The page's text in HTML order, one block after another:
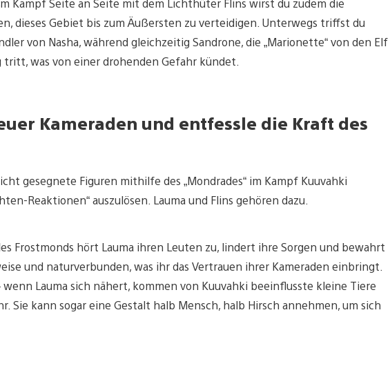
dieses Gebiet bis zum Äußersten zu verteidigen. Unterwegs triffst du
von Nasha, während gleichzeitig Sandrone, die „Marionette“ von den Elf
tritt, was von einer drohenden Gefahr kündet.
Kameraden und entfessle die Kraft des
gesegnete Figuren mithilfe des „Mondrades“ im Kampf Kuuvahki
Reaktionen“ auszulösen. Lauma und Flins gehören dazu.
Frostmonds hört Lauma ihren Leuten zu, lindert ihre Sorgen und bewahrt
und naturverbunden, was ihr das Vertrauen ihrer Kameraden einbringt.
Lauma sich nähert, kommen von Kuuvahki beeinflusste kleine Tiere
Sie kann sogar eine Gestalt halb Mensch, halb Hirsch annehmen, um sich